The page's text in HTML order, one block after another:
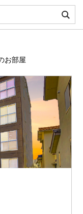
お部屋